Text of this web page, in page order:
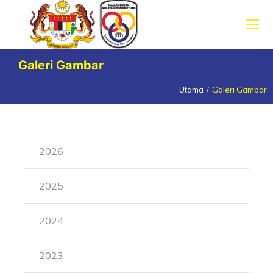
Galeri Gambar
Utama Galeri Gambar
2026
2025
2024
2023